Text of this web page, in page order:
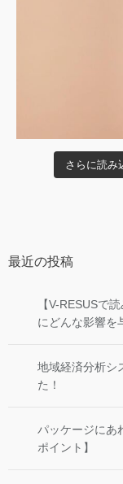
さらに読み
最近の投稿
【V-RESUSで
にどんな影響を
地域経済分析シ
た！
パッケージにあ
ポイント】